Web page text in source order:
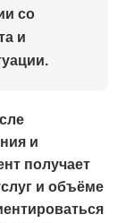
со
и
и
получает
и объёме